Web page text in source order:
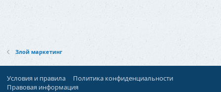
Злой маркетинг
Условия и правила
Политика конфиденциальности
Правовая информация